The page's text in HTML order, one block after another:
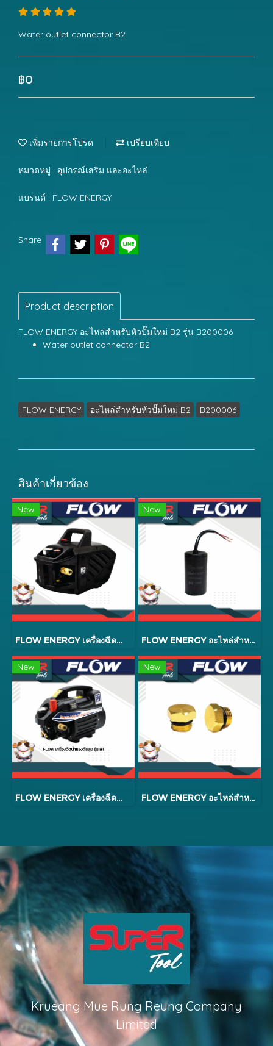
Water outlet connector B2
฿0
เพิ่มรายการโปรด เปรียบเทียบ
หมวดหมู่ : อุปกรณ์เสริม และอะไหล่
แบรนด์ : FLOW ENERGY
Share
Product description
FLOW ENERGY อะไหล่สำหรับหัวปั๊มใหม่ B2 รุ่น B200006
Water outlet connector B2
FLOW ENERGY อะไหล่สำหรับหัวปั๊มใหม่ B2 B200006
สินค้าเกี่ยวข้อง
New
FLOW ENERGY เครื่องฉีดน้ำแรงดันสูง รุ่น B2 EXTRA
New
FLOW ENERGY อะไหล่สำหรับหัวปั้มใหม่ B2 รุ่น B2025
New
FLOW ENERGY เครื่องฉีดน้ำแรงดันสูง รุ่น B1 EXTRA + ปลั๊กกันดูด
New
FLOW ENERGY อะไหล่สำหรับหัวปั๊มใหม่ B2 รุ่น B200007
Krueang Mue Rung Reung Company
Limited